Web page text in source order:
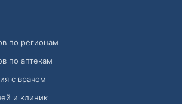
по регионам
по аптекам
с врачом
и клиник